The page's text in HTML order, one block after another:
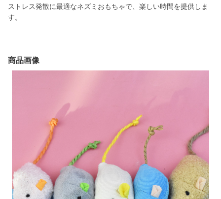
ストレス発散に最適なネズミおもちゃで、楽しい時間を提供しま
す。
商品画像